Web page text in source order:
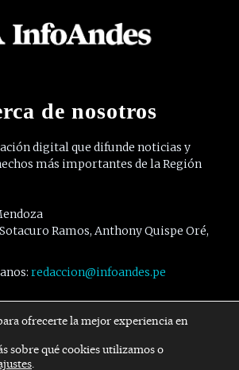
de nosotros
digital que difunde noticias y
más importantes de la Región
Ramos, Anthony Quispe Oré,
redaccion@infoandes.pe
Síguenos
Twitter Youtube
ofrecerte la mejor experiencia en
sobre qué cookies utilizamos o
.